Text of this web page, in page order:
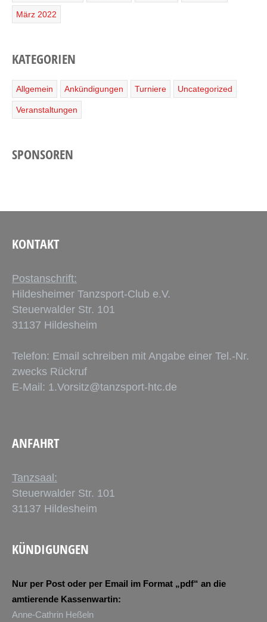
März 2022
KATEGORIEN
Allgemein Ankündigungen Turniere Uncategorized
Veranstaltungen
SPONSOREN
KONTAKT
Postanschrift:
Hildesheimer Tanzsport-Club e.V.
Steuerwalder Str. 101
31137 Hildesheim
Telefon: Email schreiben mit Angabe einer Tel.-Nr.
zwecks Rückruf
E-Mail: 1.Vorsitz@tanzsport-htc.de
ANFAHRT
Tanzsaal:
Steuerwalder Str. 101
31137 Hildesheim
KÜNDIGUNGEN
Nur per Post oder per Email im Format „pdf“ an die
amtierende Kassenwartin:
Anne-Cathrin Heßeln